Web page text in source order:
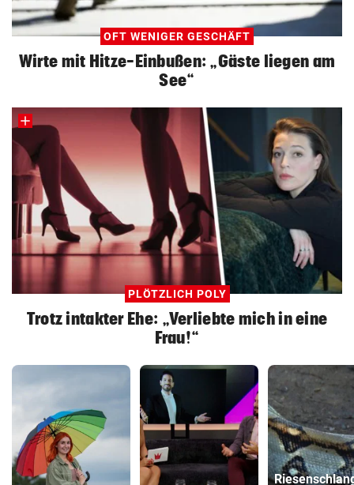
OFT WENIGER GESCHÄFT
Wirte mit Hitze-Einbußen: „Gäste liegen am
See“
PLÖTZLICH POLY
Trotz intakter Ehe: „Verliebte mich in eine
Frau!“